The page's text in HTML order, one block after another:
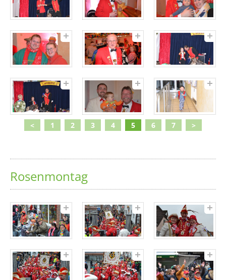
< 1 2 3 4 5 6 7 >
Rosenmontag